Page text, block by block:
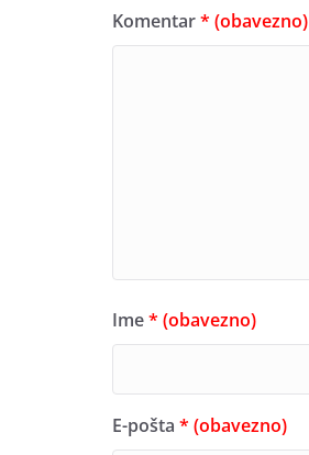
Komentar* (obavezno)
Ime* (obavezno)
E-pošta * (obavezno)